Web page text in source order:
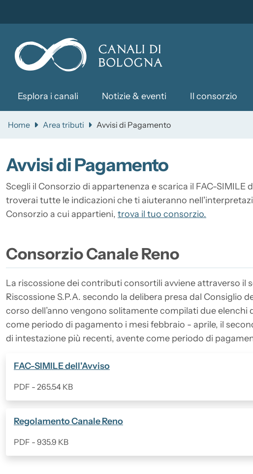
Esplora i canali Notizie & eventi Il consorzio
Home Area tributi Avvisi di Pagamento
Avvisi di Pagamento
Descrizione
Scegli il Consorzio di appartenenza e scarica il FAC-SIMILE
troverai tutte le indicazioni che ti aiuteranno
Consorzio a cui appartieni, trova il tuo consorzio.
Consorzio Canale Reno
La riscossione dei contributi consortili avviene attraverso il
Riscossione S.P.A. secondo la delibera presa dal Consiglio
corso dell’anno vengono solitamente compilati due elenchi
come periodo di pagamento i mesi febbraio - aprile, il
di intestazione più recenti, avente come periodo di
FAC-SIMILE dell'Avviso
(Formato PDF, 265.54 KB)
PDF - 265.54 KB
Regolamento Canale Reno
(Formato PDF, 935.9 KB)
PDF - 935.9 KB